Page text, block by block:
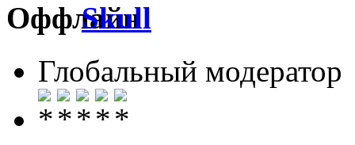
Skull
Глобальный модератор